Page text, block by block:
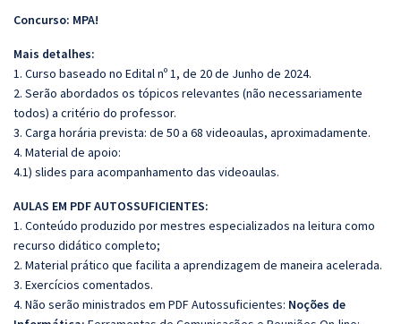
Concurso: MPA!
Mais detalhes:
1. Curso baseado no Edital nº 1, de 20 de Junho de 2024.
2. Serão abordados os tópicos relevantes (não necessariamente
todos) a critério do professor.
3. Carga horária prevista: de 50 a 68 videoaulas, aproximadamente.
4. Material de apoio:
4.1) slides para acompanhamento das videoaulas.
AULAS EM PDF AUTOSSUFICIENTES:
1. Conteúdo produzido por mestres especializados na leitura como
recurso didático completo;
2. Material prático que facilita a aprendizagem de maneira acelerada.
3. Exercícios comentados.
4. Não serão ministrados em PDF Autossuficientes: Noções de